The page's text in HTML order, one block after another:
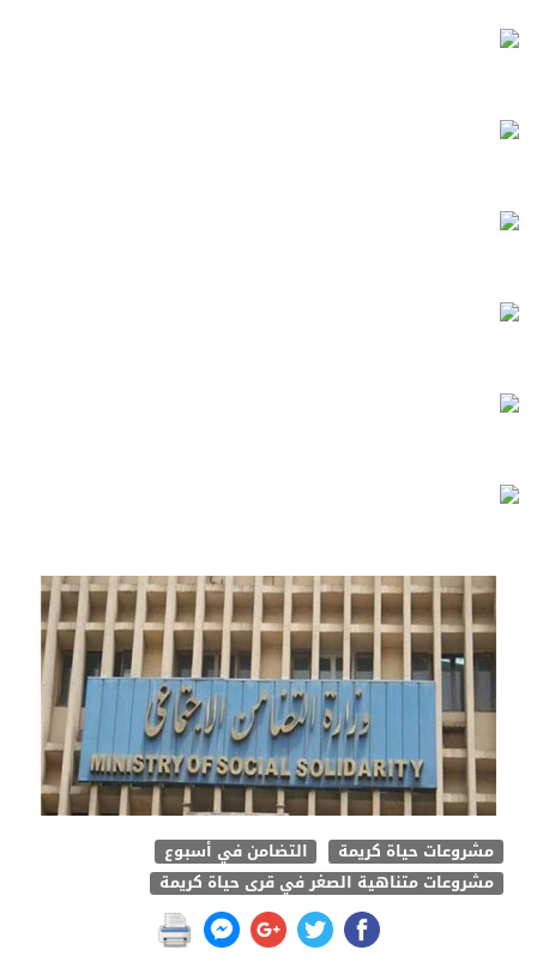
مشروعات حياة كريمة
التضامن في أسبوع
مشروعات متناهية الصغر في قرى حياة كريمة